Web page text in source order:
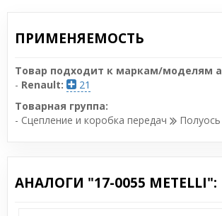
ПРИМЕНЯЕМОСТЬ
Товар подходит к маркам/моделям
- Renault:
21
Товарная группа:
- Сцепление и коробка передач
Полуось
АНАЛОГИ "17-0055 METELLI":